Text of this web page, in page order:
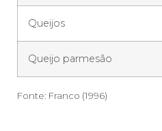
Queijos
Queijo parmesão
Fonte: Franco (1996)